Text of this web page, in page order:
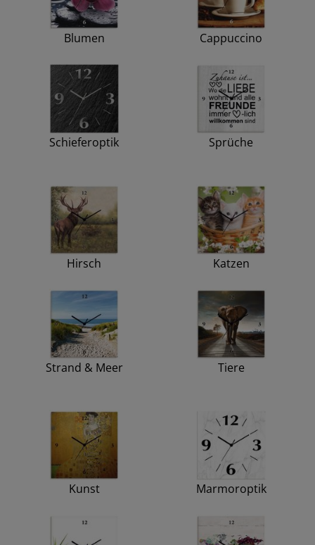
Blumen Cappuccino
Schieferoptik Sprüche
Hirsch Katzen
Strand & Meer Tiere
Kunst Marmoroptik